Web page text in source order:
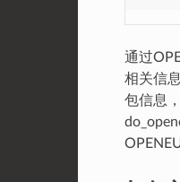
通过
相关信
包信息